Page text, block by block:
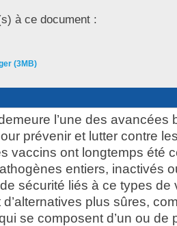
à ce document :
(3MB)
l’une des avancées
prévenir et lutter contre
vaccins ont longtemps été
entiers, inactivés
sécurité liés à ce types de
plus sûres,
se composent d’un ou de